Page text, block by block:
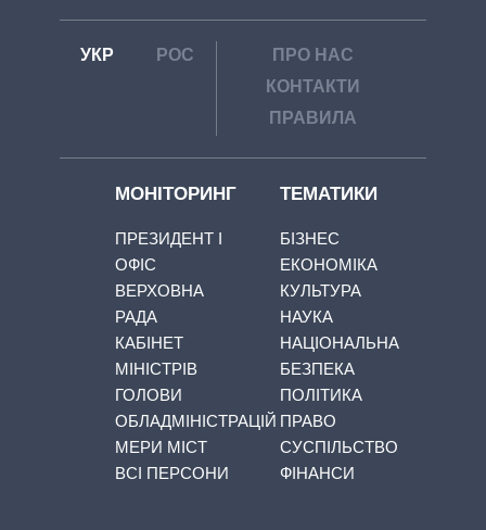
УКР РОС
ПРО НАС
КОНТАКТИ
ПРАВИЛА
МОНІТОРИНГ
ПРЕЗИДЕНТ І
ОФІС
ВЕРХОВНА
РАДА
КАБІНЕТ
МІНІСТРІВ
ГОЛОВИ
ОБЛАДМІНІСТРАЦІЙ
МЕРИ МІСТ
ВСІ ПЕРСОНИ
ТЕМАТИКИ
БІЗНЕС
ЕКОНОМІКА
КУЛЬТУРА
НАУКА
НАЦІОНАЛЬНА
БЕЗПЕКА
ПОЛІТИКА
ПРАВО
СУСПІЛЬСТВО
ФІНАНСИ